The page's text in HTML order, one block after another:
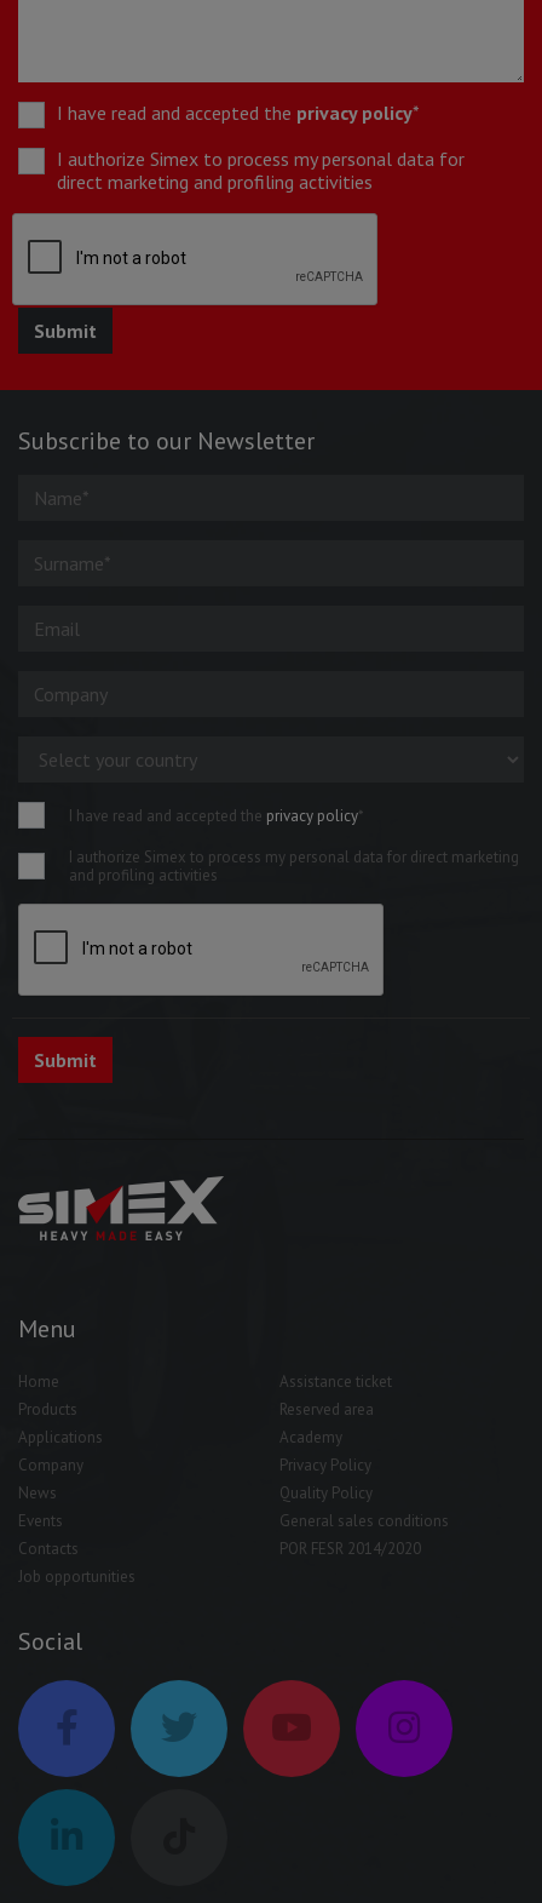
I have read and accepted the privacy policy*
I authorize Simex to process my personal data for
direct marketing and profiling activities
Subscribe to our Newsletter
I have read and accepted the privacy policy*
I authorize Simex to process my personal data for direct marketing
and profiling activities
Menu
Home
Products
Applications
Company
News
Events
Contacts
Job opportunities
Assistance ticket
Reserved area
Academy
Privacy Policy
Quality Policy
General sales conditions
POR FESR 2014/2020
Social